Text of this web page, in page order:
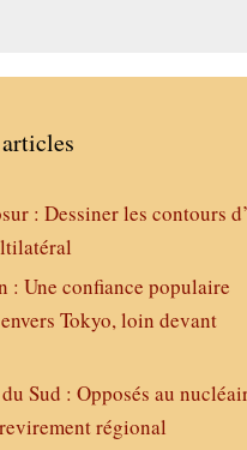
: Dessiner les contours
: Une confiance populaire
Tokyo, loin devant
Sud : Opposés au
régional